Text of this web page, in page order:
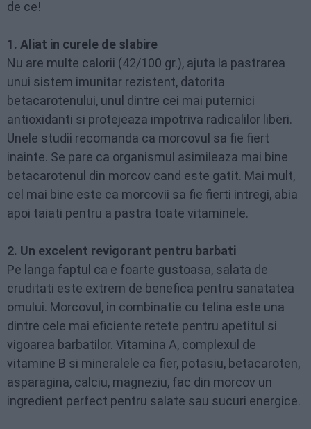
de ce!
1. Aliat in curele de slabire
Nu are multe calorii (42/100 gr.), ajuta la pastrarea
unui sistem imunitar rezistent, datorita
betacarotenului, unul dintre cei mai puternici
antioxidanti si protejeaza impotriva radicalilor liberi.
Unele studii recomanda ca morcovul sa fie fiert
inainte. Se pare ca organismul asimileaza mai bine
betacarotenul din morcov cand este gatit. Mai mult,
cel mai bine este ca morcovii sa fie fierti intregi, abia
apoi taiati pentru a pastra toate vitaminele.
2. Un excelent revigorant pentru barbati
Pe langa faptul ca e foarte gustoasa, salata de
cruditati este extrem de benefica pentru sanatatea
omului. Morcovul, in combinatie cu telina este una
dintre cele mai eficiente retete pentru apetitul si
vigoarea barbatilor. Vitamina A, complexul de
vitamine B si mineralele ca fier, potasiu, betacaroten,
asparagina, calciu, magneziu, fac din morcov un
ingredient perfect pentru salate sau sucuri energice.